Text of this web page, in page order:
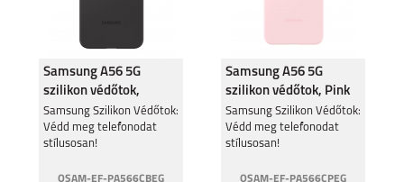
Samsung A56 5G
szilikon védőtok,
Fekete
Samsung Szilikon Védőtok:
Védd meg telefonodat
stílusosan!
OSAM-EF-PA566CBEG
Samsung A56 5G
szilikon védőtok, Pink
Samsung Szilikon Védőtok:
Védd meg telefonodat
stílusosan!
OSAM-EF-PA566CPEG